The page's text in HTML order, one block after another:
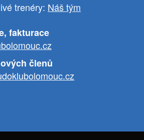
trenéry: Náš tým
fakturace
členů